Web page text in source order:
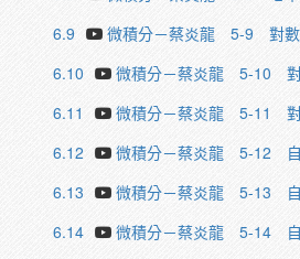
6.9
微積分－蔡炎龍 5-9 對數
6.10
微積分－蔡炎龍 5-10 對
6.11
微積分－蔡炎龍 5-11 對
6.12
微積分－蔡炎龍 5-12 自
6.13
微積分－蔡炎龍 5-13 自
6.14
微積分－蔡炎龍 5-14 自